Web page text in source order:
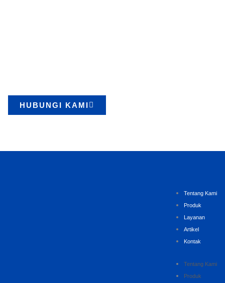
HUBUNGI KAMI
Tentang Kami
Produk
Layanan
Artikel
Kontak
Tentang Kami
Produk